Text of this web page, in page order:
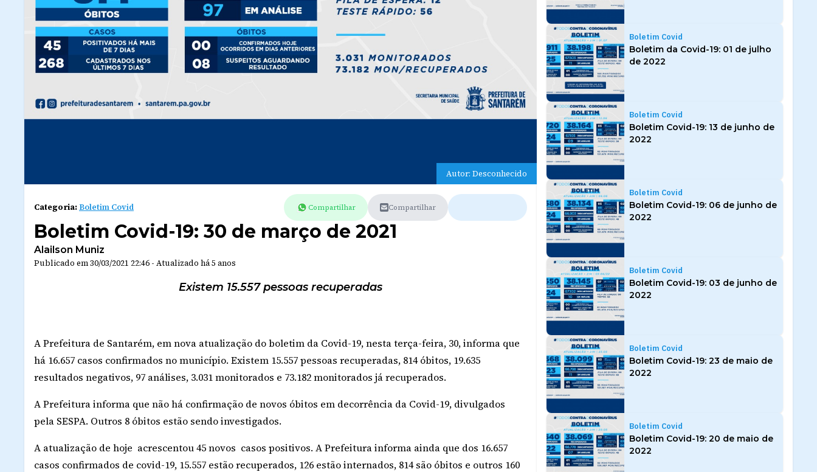
Autor: Desconhecido
Categoria:Boletim Covid Compartilhar Compartilhar
Boletim Covid-19: 30 de março de 2021
Alailson Muniz
Publicado em30/03/2021 22:46 - Atualizado há 5 anos
Existem 15.557 pessoas recuperadas
A Prefeitura de Santarém, em nova atualização do boletim da Covid-19, nesta terça-feira, 30, informa que
há 16.657 casos confirmados no município. Existem 15.557 pessoas recuperadas, 814 óbitos, 19.635
resultados negativos, 97 análises, 3.031 monitorados e 73.182 monitorados já recuperados.
A Prefeitura informa que não há confirmação de novos óbitos em decorrência da Covid-19, divulgados
pela SESPA. Outros 8 óbitos estão sendo investigados.
A atualização de hoje acrescentou 45 novos casos positivos. A Prefeitura informa ainda que dos 16.657
casos confirmados de covid-19, 15.557 estão recuperados, 126 estão internados, 814 são óbitos e outros 160
Boletim Covid
Boletim da Covid-19: 01 de julho
de 2022
Boletim Covid
Boletim Covid-19: 13 de junho de
2022
Boletim Covid
Boletim Covid-19: 06 de junho de
2022
Boletim Covid
Boletim Covid-19: 03 de junho de
2022
Boletim Covid
Boletim Covid-19: 23 de maio de
2022
Boletim Covid
Boletim Covid-19: 20 de maio de
2022